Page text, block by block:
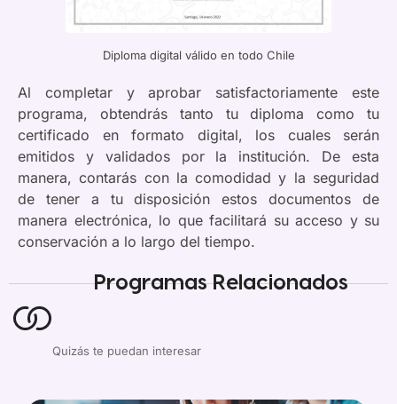
Diploma digital válido en todo Chile
Al completar y aprobar satisfactoriamente este
programa, obtendrás tanto tu diploma como tu
certificado en formato digital, los cuales serán
emitidos y validados por la institución. De esta
manera, contarás con la comodidad y la seguridad
de tener a tu disposición estos documentos de
manera electrónica, lo que facilitará su acceso y su
conservación a lo largo del tiempo.
Programas Relacionados
Quizás te puedan interesar